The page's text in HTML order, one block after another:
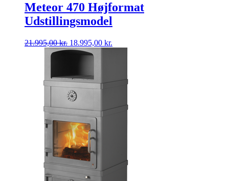
Meteor 470 Højformat
Udstillingsmodel
21.995,00kr. Den
oprindelige
21.995,00 kr..
18.995,00 kr.
18.995,00 kr..